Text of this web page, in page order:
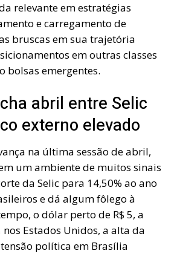
relevante em estratégias
e carregamento de
bruscas em sua trajetória
em outras classes
bolsas emergentes.
abril entre Selic
externo elevado
na última sessão de abril,
um ambiente de muitos sinais
da Selic para 14,50% ao ano
e dá algum fôlego à
o dólar perto de R$ 5, a
Estados Unidos, a alta da
política em Brasília